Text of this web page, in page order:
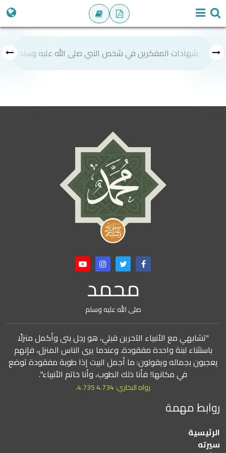
شهادات المفكرين في شخص النبي صلى الله عليه وسلم
محمد
صلى الله عليه وسلم
"تشابهي مع الأنبياء الآخرين قبلي، هو رجل بنى وأكمل منزلًا
باستثناء لبنة واحدة مفقودة. وعندما يرى الناس المنزل، فإنهم
يعجبون بجماله ويقولون: ما أجمل البيت إذا طوبة مفقودة توضع
في مكانها! فأنا ذلك الطوب، وأنا خاتم الأنبياء".
رواه البخاري: 4.734 4.735.
روابط مهمة
الرئيسية
سيرته